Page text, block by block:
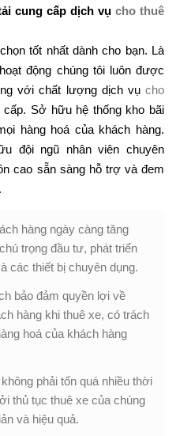
cung cấp dịch vụ cho thuê
tốt nhất dành cho bạn. Là
động chúng tôi luôn được
với chất lượng dịch vụ cho
cấp. Sở hữu hệ thống kho bãi
hàng hoá của khách hàng.
đội ngũ nhân viên chuyên
cao sẵn sàng hỗ trợ và đem
hàng ngày càng tăng
trọng đầu tư, phát triển
các thiết bị chuyên dụng.
bảo đảm quyền lợi về
hàng khi thuê xe, có trách
hoá của khách hàng
phải tốn quá nhiều thời
thủ tục thuê xe của chúng
và hiệu quả.